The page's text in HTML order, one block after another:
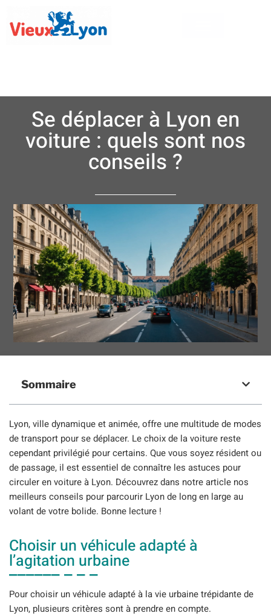
Se déplacer à Lyon en
voiture : quels sont nos
conseils ?
Sommaire
Lyon, ville dynamique et animée, offre une multitude de modes
de transport pour se déplacer. Le choix de la voiture reste
cependant privilégié pour certains. Que vous soyez résident ou
de passage, il est essentiel de connaître les astuces pour
circuler en voiture à Lyon. Découvrez dans notre article nos
meilleurs conseils pour parcourir Lyon de long en large au
volant de votre bolide. Bonne lecture !
Choisir un véhicule adapté à
l’agitation urbaine
Pour choisir un véhicule adapté à la vie urbaine trépidante de
Lyon, plusieurs critères sont à prendre en compte.